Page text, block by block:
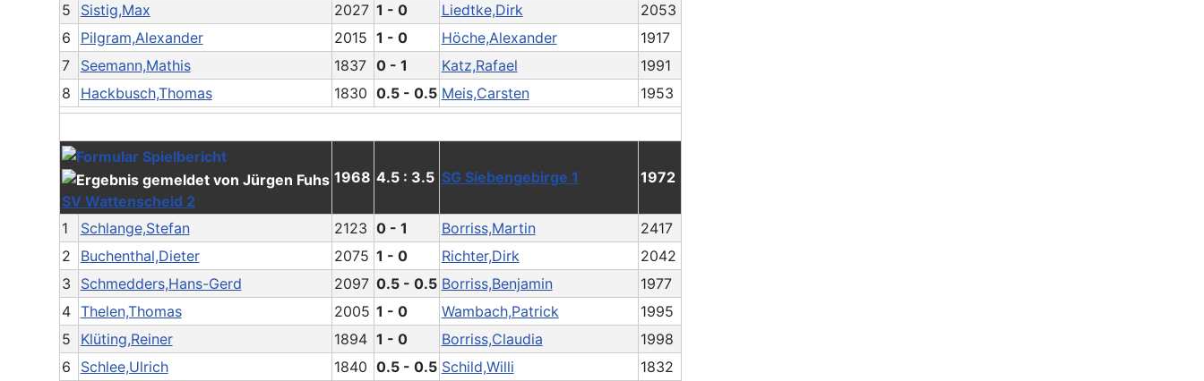
5
Sistig,Max 2027 1 - 0 Liedtke,Dirk
2053
6
Pilgram,Alexander 2015 1 - 0 Höche,Alexander
1917
7
Seemann,Mathis 1837 0 - 1 Katz,Rafael
1991
8
Hackbusch,Thomas 1830 0.5 - 0.5 Meis,Carsten 1953
SV Wattenscheid 2
1968 4.5 : 3.5 SG Siebengebirge 1 1972
1 Schlange,Stefan 2123 0 - 1 Borriss,Martin
2417
2
Buchenthal,Dieter 2075 1 - 0 Richter,Dirk
2042
3
Schmedders,Hans-Gerd 2097 0.5 - 0.5 Borriss,Benjamin
1977
4 Thelen,Thomas 2005 1 - 0 Wambach,Patrick
1995
5
Klüting,Reiner 1894 1 - 0 Borriss,Claudia
1998
6
Schlee,Ulrich 1840 0.5 - 0.5 Schild,Willi
1832